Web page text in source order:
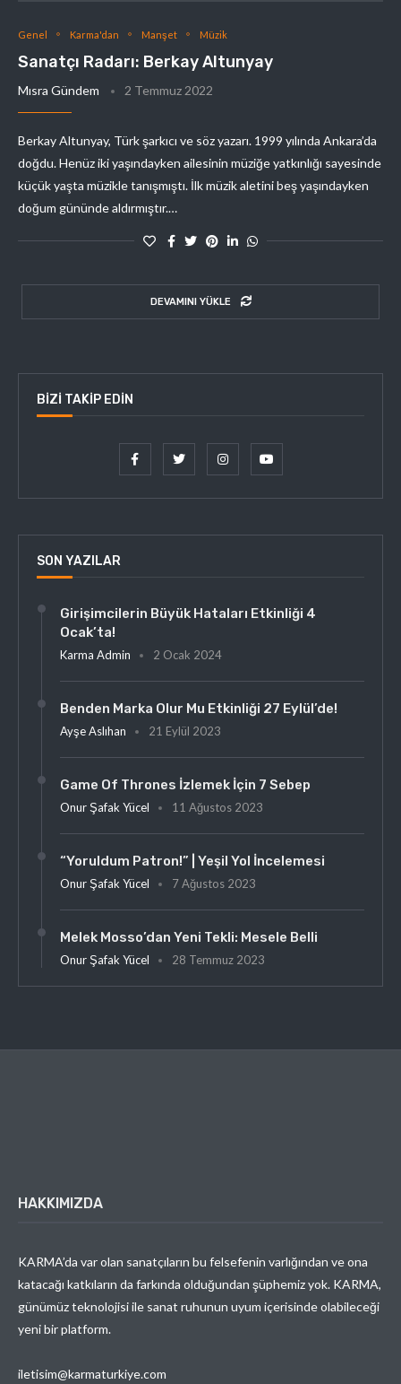
Genel Karma'dan Manşet Müzik
Sanatçı Radarı: Berkay Altunyay
Mısra Gündem 2 Temmuz 2022
Berkay Altunyay, Türk şarkıcı ve söz yazarı. 1999 yılında Ankara’da
doğdu. Henüz iki yaşındayken ailesinin müziğe yatkınlığı sayesinde
küçük yaşta müzikle tanışmıştı. İlk müzik aletini beş yaşındayken
doğum gününde aldırmıştır.…
DEVAMINI YÜKLE
BIZI TAKIP EDIN
SON YAZILAR
Girişimcilerin Büyük Hataları Etkinliği 4
Ocak’ta!
Karma Admin 2 Ocak 2024
Benden Marka Olur Mu Etkinliği 27 Eylül’de!
Ayşe Aslıhan 21 Eylül 2023
Game Of Thrones İzlemek İçin 7 Sebep
Onur Şafak Yücel 11 Ağustos 2023
“Yoruldum Patron!” | Yeşil Yol İncelemesi
Onur Şafak Yücel 7 Ağustos 2023
Melek Mosso’dan Yeni Tekli: Mesele Belli
Onur Şafak Yücel 28 Temmuz 2023
HAKKIMIZDA
KARMA’da var olan sanatçıların bu felsefenin varlığından ve ona
katacağı katkıların da farkında olduğundan şüphemiz yok. KARMA,
günümüz teknolojisi ile sanat ruhunun uyum içerisinde olabileceği
yeni bir platform.
iletisim@karmaturkiye.com